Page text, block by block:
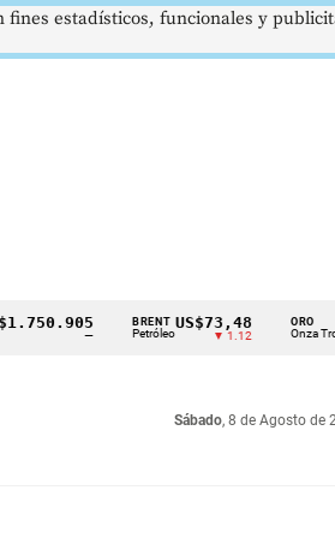
BRENT
Petróleo
US$73,48
▼ 1.12 Onza Troy
Sábado, 8 de Agosto de
estadísticos, funcionales y